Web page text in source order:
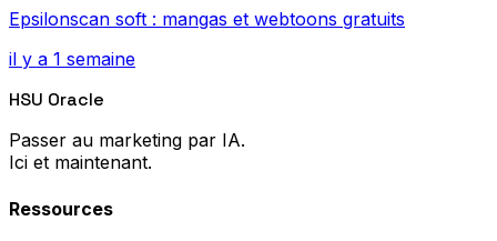
Epsilonscan soft : mangas et webtoons gratuits
il y a 1 semaine
HSU Oracle
Passer au marketing par IA.
Ici et maintenant.
Ressources